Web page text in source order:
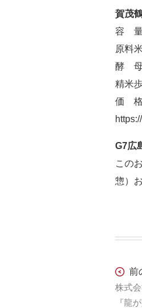
賀茂
容 量
原料
酵 母
精米
価 格
G7広
この
惣）
前
『龍が